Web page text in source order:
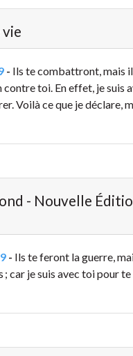
vie
- Ils te combattront,mais
contre toi. En effet, je suis
Voilà ce que je déclare,
- Nouvelle
- Ils te feront la guerre,
; car je suis avec toi pour